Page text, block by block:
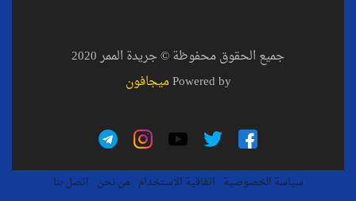
جميع الحقوق محفوظة © جريدة الممر 2020
Powered byميجافون
سياسة الخصوصية اتفاقية الاستخدام من نحن اتصل بنا